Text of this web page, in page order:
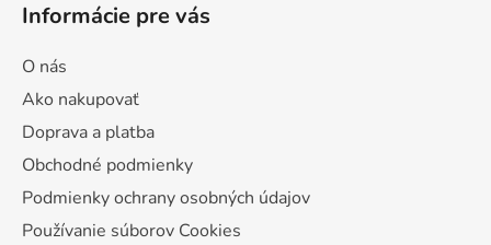
Informácie pre vás
O nás
Ako nakupovať
Doprava a platba
Obchodné podmienky
Podmienky ochrany osobných údajov
Používanie súborov Cookies